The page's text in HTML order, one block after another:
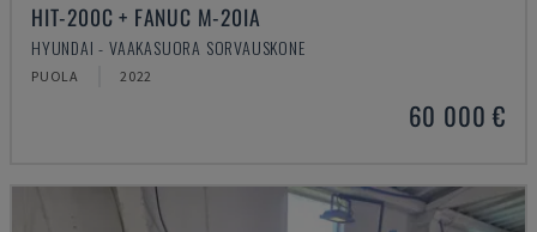
HIT-200C + FANUC M-20IA
HYUNDAI - VAAKASUORA SORVAUSKONE
PUOLA 2022
60 000 €